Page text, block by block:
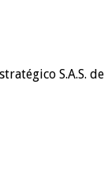
S.A.S. de